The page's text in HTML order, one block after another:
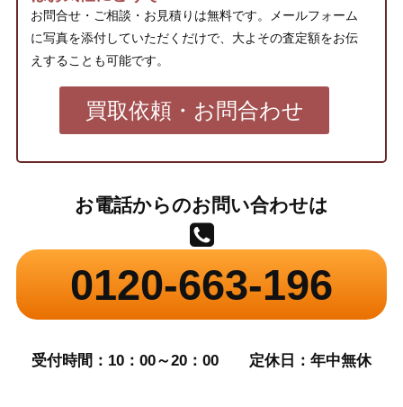
お問合せ・ご相談・お見積りは無料です。メールフォーム
に写真を添付していただくだけで、大よその査定額をお伝
えすることも可能です。
買取依頼・お問合わせ
お電話からのお問い合わせは
0120-663-196
受付時間：10：00～20：00 定休日：年中無休